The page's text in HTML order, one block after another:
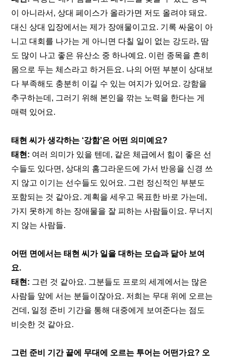
이 아니라서, 상대 페이스가 올라가면 저도 올려야 돼요.
대신 상대 입장에서는 제가 장애물이고요. 기록 싸움이 아
니고 대회를 나가는 게 아니면 다칠 일이 없는 강도라, 땀
도 많이 나고 좋은 유산소 중 하나예요. 이런 종목을 흔히
몸으로 두는 체스라고 하거든요. 나의 어떤 부분이 상대보
다 부족해도 충분히 이길 수 있는 여지가 있어요. 강함을
추구하는데, 그러기 위해 본인을 깎는 노력을 한다는 게
매력 있어요.
태현 씨가 생각하는 ‘강함’은 어떤 의미예요?
태현: 여러 의미가 있을 텐데, 같은 체급에서 힘이 좋은 선
수들도 있다면, 상대의 홈그라운드에 가서 반응을 신경 쓰
지 않고 이기는 선수들도 있어요. 그런 정신적인 부분도
포함되는 것 같아요. 계획을 세우고 목표한 바로 가는데,
가지 못하게 하는 장애물을 잘 피하는 사람들이요. 무너지
지 않는 사람들.
어떤 면에서는 태현 씨가 일을 대하는 모습과 닮아 보여
요.
태현: 그런 것 같아요. 그분들도 프로의 세계에서는 많은
사람들 앞에 서는 분들이잖아요. 저희는 무대 위에 오르는
건데, 일정 준비 기간을 통해 대중에게 보여준다는 점도
비슷한 것 같아요.
그런 준비 기간 끝에 무대에 오르는 투어는 어떤가요? 오